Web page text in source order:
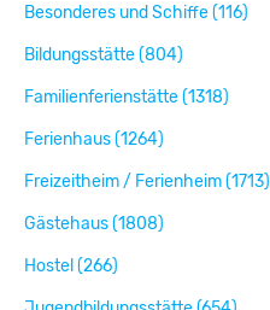
Besonderes und Schiffe (116)
Bildungsstätte (804)
Familienferienstätte (1318)
Ferienhaus (1264)
Freizeitheim / Ferienheim (1713)
Gästehaus (1808)
Hostel (266)